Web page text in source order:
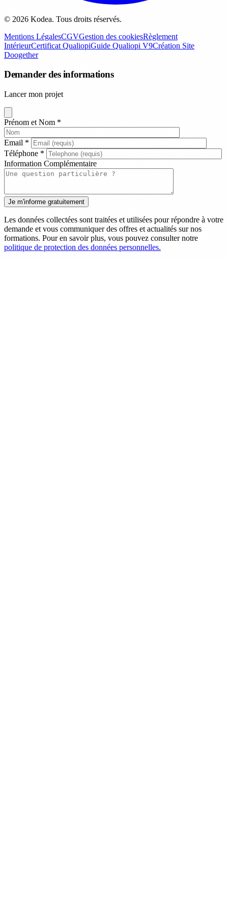
© 2026 Kodea. Tous droits réservés.
Mentions LégalesCGVGestion des cookiesRèglement
IntérieurCertificat QualiopiGuide Qualiopi V9Création Site
Doogether
Demander des informations
Lancer mon projet
Prénom et Nom *
Email *
Téléphone *
Information Complémentaire
Les données collectées sont traitées et utilisées pour répondre à votre
demande et vous communiquer des offres et actualités sur nos
formations. Pour en savoir plus, vous pouvez consulter notre
politique de protection des données personnelles.